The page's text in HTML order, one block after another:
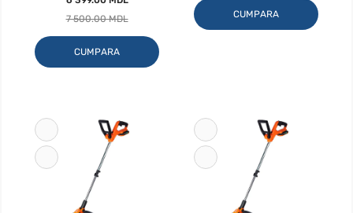
7 500.00 MDL
CUMPARA
CUMPARA